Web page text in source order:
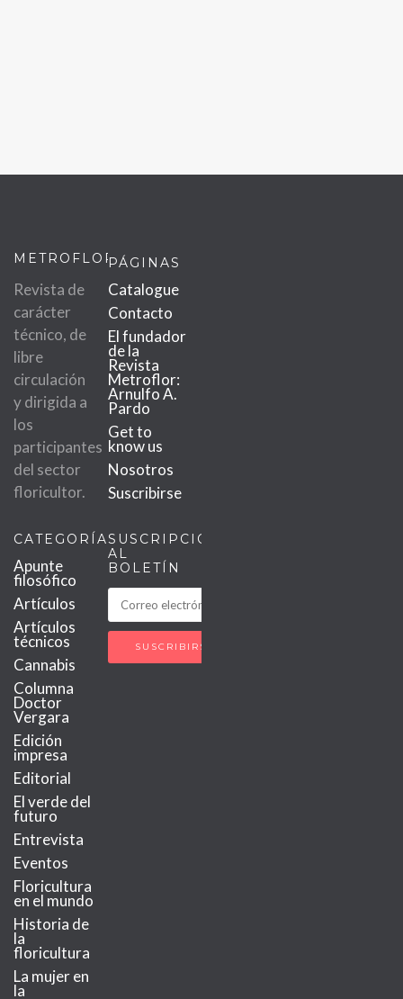
METROFLOR
Revista de
carácter
técnico, de
libre
circulación
y dirigida a
los
participantes
del sector
floricultor.
PÁGINAS
Catalogue
Contacto
El fundador
de la
Revista
Metroflor:
Arnulfo A.
Pardo
Get to
know us
Nosotros
Suscribirse
CATEGORÍAS
Apunte
filosófico
Artículos
Artículos
técnicos
Cannabis
Columna
Doctor
Vergara
Edición
impresa
Editorial
El verde del
futuro
Entrevista
Eventos
Floricultura
en el mundo
Historia de
la
floricultura
La mujer en
la
SUSCRIPCIÓN
AL
BOLETÍN